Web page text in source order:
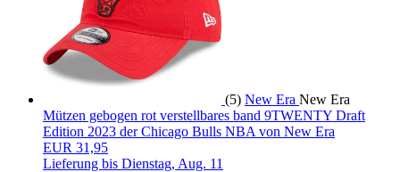
(5) New Era New Era
Mützen gebogen rot verstellbares band 9TWENTY Draft
Edition 2023 der Chicago Bulls NBA von New Era
EUR 31,95
Lieferung bis Dienstag, Aug. 11